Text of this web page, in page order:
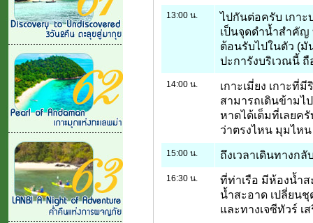
13:00 น.
ไปกันต่อครับ เกาะ
เป็นจุดดำน้ำสำคัญ
ต้อนรับไปในตัว (
ปะการังบริเวณนี้
14:00 น.
เกาะเมี่ยง เกาะที่
สามารถเดินข้ามไ
หาดได้เต็มที่เลยค
ว่าตรงไหน มุมไห
15:00 น. ถึงเวลาเดินทางก
16:30 น.
ที่ท่าเรือ มีห้องน้ำส
น้ำสะอาด เปลี่ยน
และทางเจซีทัวร์ เ